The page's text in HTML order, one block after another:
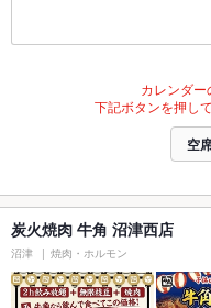
カレンダー
下記ボタンを押し
空
炭火焼肉 牛角 沼津西店
沼津 焼肉・ホルモン